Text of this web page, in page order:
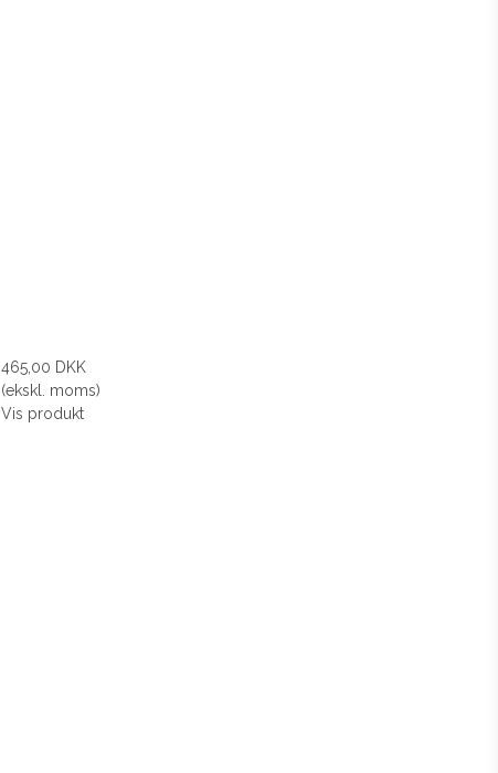
465,00 DKK
(ekskl. moms)
Vis produkt